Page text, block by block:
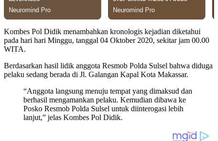
Kombes Pol Didik menambahkan kronologis kejadian diketahui
pada hari hari Minggu, tanggal 04 Oktober 2020, sekitar jam 00.00
WITA.
Berdasarkan hasil lidik anggota Resmob Polda Sulsel bahwa diduga
pelaku sedang berada di Jl. Galangan Kapal Kota Makassar.
“Anggota langsung menuju tempat yang dimaksud dan
berhasil mengamankan pelaku. Kemudian dibawa ke
Posko Resmob Polda Sulsel untuk diinterogasi lebih
lanjut,” jelas Kombes Pol Didik.